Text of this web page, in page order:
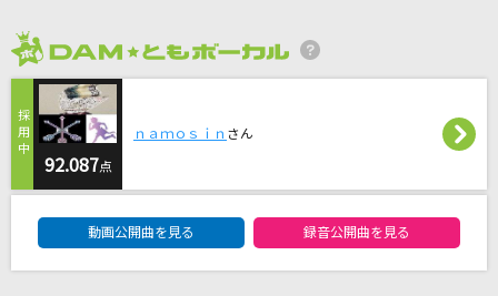
竜鉄也
[生音]しるし
メクルメ
初星学園
92.087点
ｎａｍｏｓｉｎ さん
動画公開曲を見る 録音公開曲を見る